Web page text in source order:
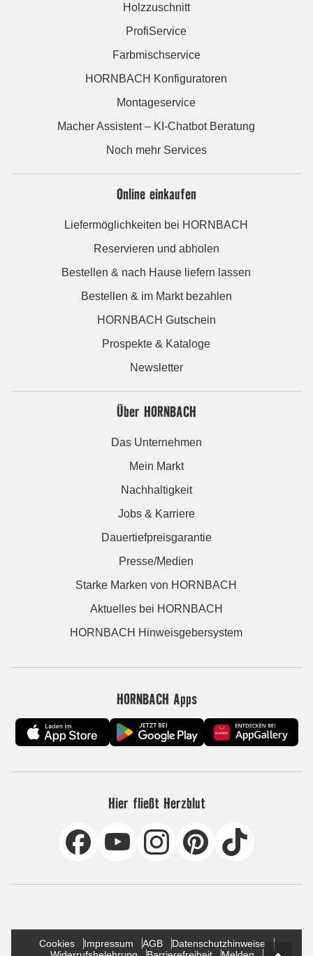
Holzzuschnitt
ProfiService
Farbmischservice
HORNBACH Konfiguratoren
Montageservice
Macher Assistent – KI-Chatbot Beratung
Noch mehr Services
Online einkaufen
Liefermöglichkeiten bei HORNBACH
Reservieren und abholen
Bestellen & nach Hause liefern lassen
Bestellen & im Markt bezahlen
HORNBACH Gutschein
Prospekte & Kataloge
Newsletter
Über HORNBACH
Das Unternehmen
Mein Markt
Nachhaltigkeit
Jobs & Karriere
Dauertiefpreisgarantie
Presse/Medien
Starke Marken von HORNBACH
Aktuelles bei HORNBACH
HORNBACH Hinweisgebersystem
HORNBACH Apps
Hier fließt Herzblut
Cookies Impressum AGB
Datenschutzhinweise